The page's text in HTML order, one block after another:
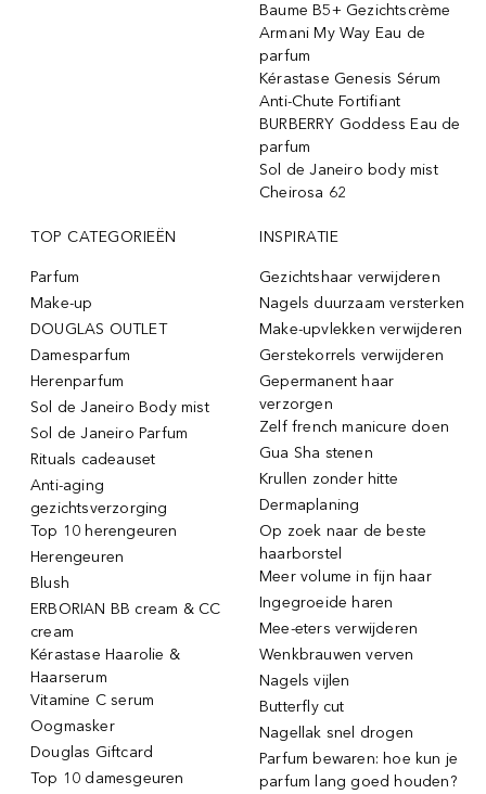
Baume B5+ Gezichtscrème
Armani My Way Eau de
parfum
Kérastase Genesis Sérum
Anti-Chute Fortifiant
BURBERRY Goddess Eau de
parfum
Sol de Janeiro body mist
Cheirosa 62
TOP CATEGORIEËN
Parfum
Make-up
DOUGLAS OUTLET
Damesparfum
Herenparfum
Sol de Janeiro Body mist
Sol de Janeiro Parfum
Rituals cadeauset
Anti-aging
gezichtsverzorging
Top 10 herengeuren
Herengeuren
Blush
ERBORIAN BB cream & CC
cream
Kérastase Haarolie &
Haarserum
Vitamine C serum
Oogmasker
Douglas Giftcard
Top 10 damesgeuren
INSPIRATIE
Gezichtshaar verwijderen
Nagels duurzaam versterken
Make-upvlekken verwijderen
Gerstekorrels verwijderen
Gepermanent haar
verzorgen
Zelf french manicure doen
Gua Sha stenen
Krullen zonder hitte
Dermaplaning
Op zoek naar de beste
haarborstel
Meer volume in fijn haar
Ingegroeide haren
Mee-eters verwijderen
Wenkbrauwen verven
Nagels vijlen
Butterfly cut
Nagellak snel drogen
Parfum bewaren: hoe kun je
parfum lang goed houden?